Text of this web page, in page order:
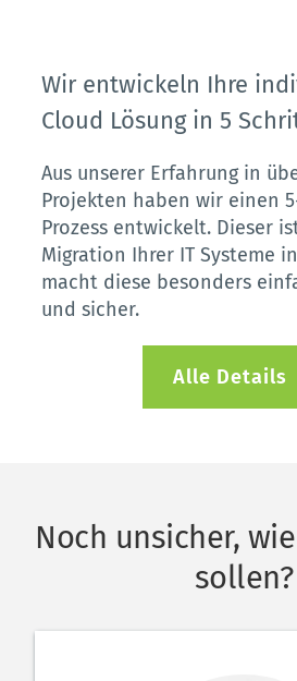
Wir entwickeln Ihre
Cloud Lösung in 5
Aus unserer Erfahrung in
Projekten haben wir einen
Prozess entwickelt. Dieser
Migration Ihrer IT Systeme
macht diese besonders
und sicher.
Alle Details
Noch unsicher,
sollen?